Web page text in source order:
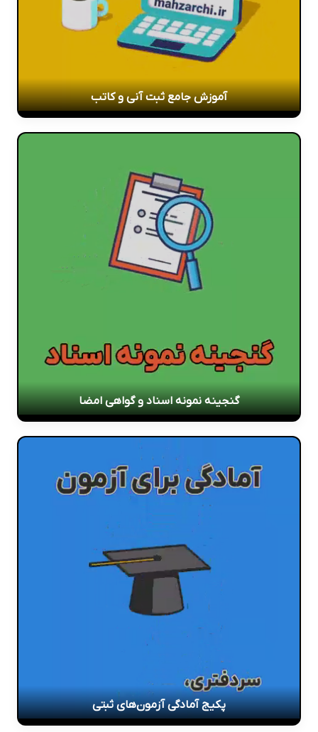
آموزش جامع ثبت آنی و کاتب
گنجینه نمونه اسناد و گواهی امضا
پکیج آمادگی آزمون‌های ثبتی